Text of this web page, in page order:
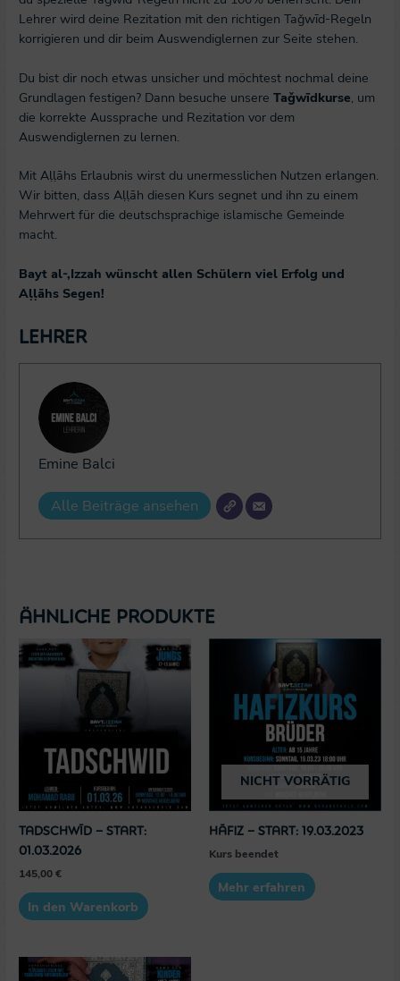
Lehrer wird deine Rezitation mit den richtigen Taǧwīd-Regeln
korrigieren und dir beim Auswendiglernen zur Seite stehen.
Du bist dir noch etwas unsicher und möchtest nochmal deine
Grundlagen festigen? Dann besuche unsereTaǧwīdkurse , um
die korrekte Aussprache und Rezitation vor dem
Auswendiglernen zu lernen.
Mit Aḷḷāhs Erlaubnis wirst du unermesslichen Nutzen erlangen.
Wir bitten, dass Aḷḷāh diesen Kurs segnet und ihn zu einem
Mehrwert für die deutschsprachige islamische Gemeinde
macht.
Bayt al-‚Izzah wünscht allen Schülern viel Erfolg und
Aḷḷāhs Segen!
Lehrer
Emine Balci
Alle Beiträge ansehen
Ähnliche Produkte
Tadschwīd – Start:
01.03.2026
145,00€
In den Warenkorb
NICHT VORRÄTIG
Hāfiz – Start: 19.03.2023
Kurs beendet
Mehr erfahren